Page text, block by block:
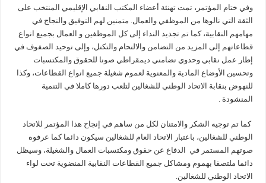
وفي ختام المؤتمر، تمت تهنئة أعضاء المكتب النقابي الإقليمي المنتخب على
الثقة التي نالوها من الموظفي والعمال. متمنين لهم التوفيق والنجاج في
مهامهم النقابية، كما تم تجديد النداء إلى كل الموظفين و العمال بجميع انواع
قطاعاتهم إلى المزيد من التضامن والالتحام والتكتل، وإلى توحيد الصفوف في
إطار عمل نقابي وحدوي تضامني ديمقراطي صونا للحقوق والمكتسبات
وتحسين الأوضاع المادية والمعنوية لعموم شغيلة جميع انواع القطاعات، وكذا
للنهوض بنقابة الاتحاد الوطني للشغالين لتلعب دورها كاملا في التنمية
المنشودة .
كما تم توجيه الشكر والامتنان لكل من ساهم في إنجاح هذا المؤتمر للاتحاد
الوطني للشغالين، باعتبار الاتحاد العام للشغالين سيكون دائما كما عرفوه
صوتهم المستمر في الدفاع عن حقوق ومكتسبات العمال والشغيلة، وسيظل
دائما ملتصقا بهموم ومشاكل جميع القطاعات النقابية المنضوية تحت لواء
الاتحاد الوطني للشغالين.